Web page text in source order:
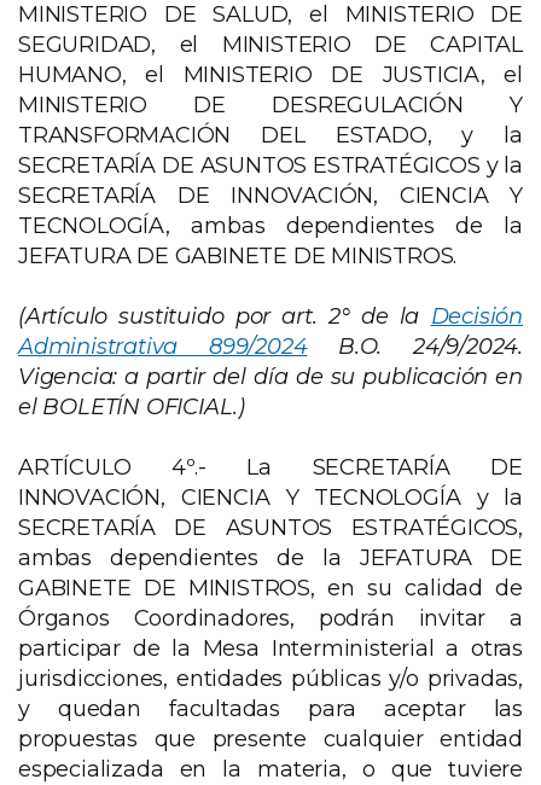
MINISTERIO DE SALUD, el MINISTERIO DE
SEGURIDAD, el MINISTERIO DE CAPITAL
HUMANO, el MINISTERIO DE JUSTICIA, el
MINISTERIO DE DESREGULACIÓN Y
TRANSFORMACIÓN DEL ESTADO, y la
SECRETARÍA DE ASUNTOS ESTRATÉGICOS y la
SECRETARÍA DE INNOVACIÓN, CIENCIA Y
TECNOLOGÍA, ambas dependientes de la
JEFATURA DE GABINETE DE MINISTROS.
(Artículo sustituido por art. 2° de la Decisión
Administrativa 899/2024
B.O. 24/9/2024.
Vigencia: a partir del día de su publicación en
el BOLETÍN OFICIAL.)
ARTÍCULO 4º.- La SECRETARÍA DE
INNOVACIÓN, CIENCIA Y TECNOLOGÍA y la
SECRETARÍA DE ASUNTOS ESTRATÉGICOS,
ambas dependientes de la JEFATURA DE
GABINETE DE MINISTROS, en su calidad de
Órganos Coordinadores, podrán invitar a
participar de la Mesa Interministerial a otras
jurisdicciones, entidades públicas y/o privadas,
y quedan facultadas para aceptar las
propuestas que presente cualquier entidad
especializada en la materia, o que tuviere